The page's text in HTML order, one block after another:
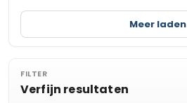
Meer laden
FILTER
Verfijn resultaten